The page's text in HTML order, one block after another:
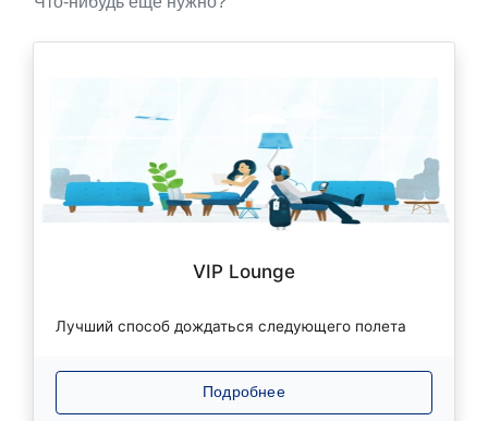
VIP Lounge
Лучший способ дождаться следующего полета
Подробнее